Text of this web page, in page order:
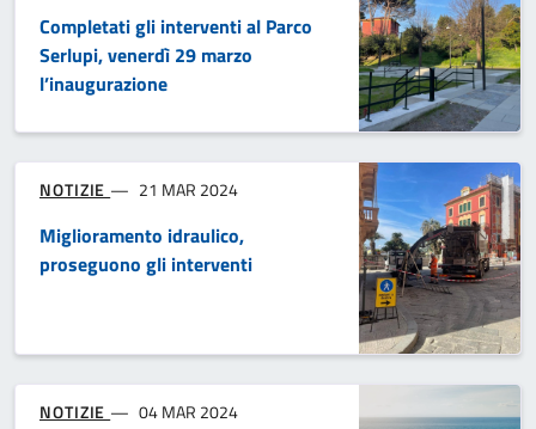
Completati gli interventi al Parco
Serlupi, venerdì 29 marzo
l’inaugurazione
NOTIZIE 21 MAR 2024
Miglioramento idraulico,
proseguono gli interventi
NOTIZIE 04 MAR 2024